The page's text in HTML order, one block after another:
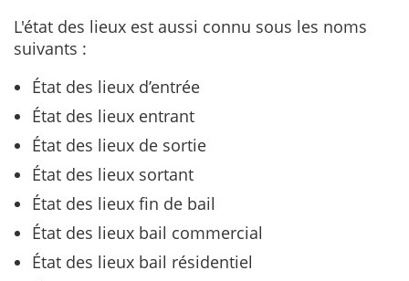
L'état des lieux est aussi connu sous les noms
suivants :
État des lieux d’entrée
État des lieux entrant
État des lieux de sortie
État des lieux sortant
État des lieux fin de bail
État des lieux bail commercial
État des lieux bail résidentiel